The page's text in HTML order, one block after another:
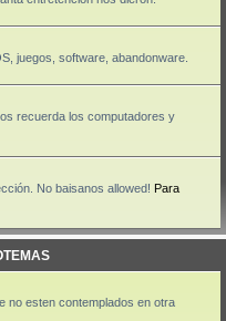
juegos, software, abandonware.
recuerda los computadores y
No baisanos allowed! Para
no esten contemplados en otra